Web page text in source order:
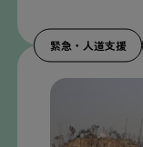
緊急・人道支援